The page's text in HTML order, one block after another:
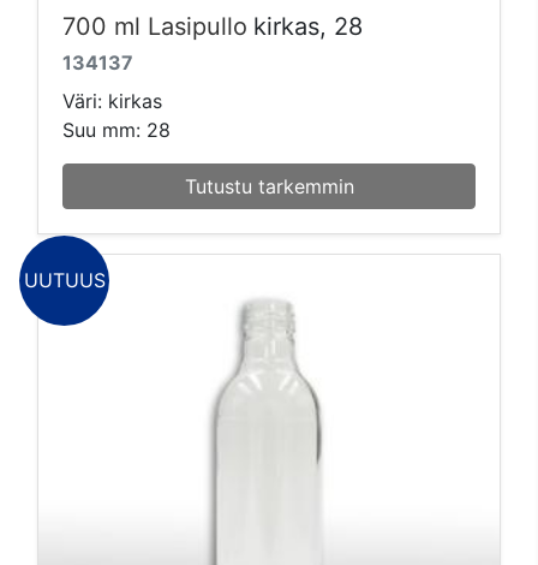
700 ml Lasipullo kirkas, 28
134137
Väri: kirkas
Suu mm: 28
Tutustu tarkemmin
UUTUUS